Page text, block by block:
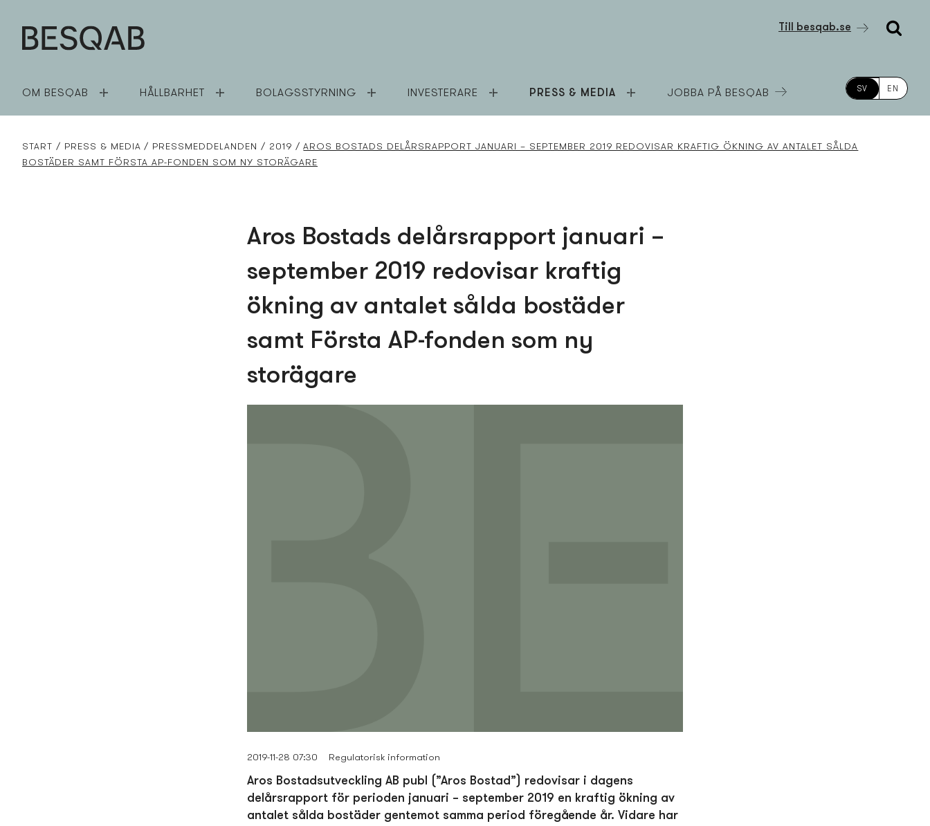
Till besqab.se
OM BESQAB HÅLLBARHET BOLAGSSTYRNING INVESTERARE PRESS & MEDIA JOBBA PÅ BESQAB SV EN
START PRESS­ & MEDIA PRESS­MEDDELANDEN 2019
AROS BOSTADS­ DELÅRSRAPPORT JANUARI – SEPTEMBER 2019 REDOVISAR KRAFTIG ÖKNING AV ANTALET SÅLDA
BOSTÄDER SAMT FÖRSTA AP-FONDEN SOM NY STORÄGARE
Aros Bostads­ delårsrapport januari –
september 2019 redovisar kraftig
ökning av antalet sålda bostäder
samt Första AP-fonden som ny
storägare
2019-11-28 07:30 Regulatorisk information
Aros Bostads­utveckling AB publ (”Aros Bostad”) redovisar i dagens
delårsrapport för perioden januari – september 2019 en kraftig ökning av
antalet sålda bostäder gentemot samma period föregående år. Vidare har